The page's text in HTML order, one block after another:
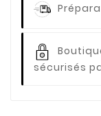
sécurisés